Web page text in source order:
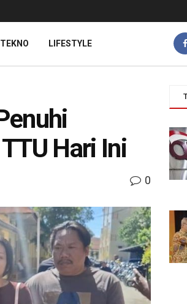
TEKNO LIFESTYLE
Hari Ini
0